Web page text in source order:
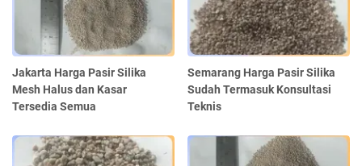
Jakarta Harga Pasir Silika
Mesh Halus dan Kasar
Tersedia Semua
Semarang Harga Pasir Silika
Sudah Termasuk Konsultasi
Teknis